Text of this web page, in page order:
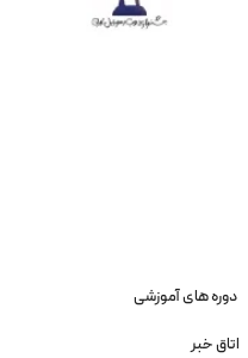
دوره های آموزشی
اتاق خبر